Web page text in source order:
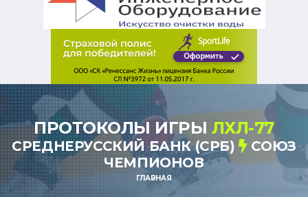
ПРОТОКОЛЫ ИГРЫ ЛХЛ-77
СРЕДНЕРУССКИЙ БАНК (СРБ)
СОЮЗ
ЧЕМПИОНОВ
ГЛАВНАЯ